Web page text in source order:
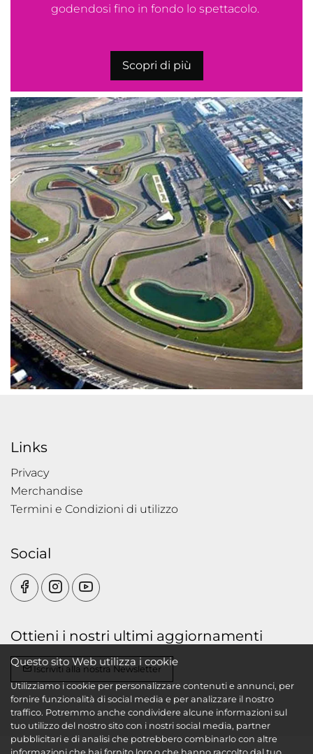
godendosi fino in fondo lo spettacolo.
Scopri di più
Links
Privacy
Merchandise
Termini e Condizioni di utilizzo
Social
Ottieni i nostri ultimi aggiornamenti
Iscriviti alla nostra Newsletter
Questo sito Web utilizza i cookie
Utilizziamo i cookie per personalizzare contenuti e annunci, per
fornire funzionalità di social media e per analizzare il nostro
traffico. Potremmo anche condividere alcune informazioni sul
tuo utilizzo del nostro sito con i nostri social media, partner
pubblicitari e di analisi che potrebbero combinarlo con altre